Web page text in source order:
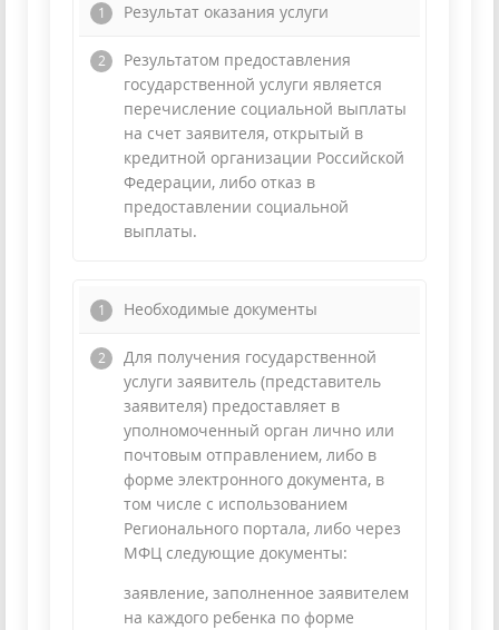
Результат оказания услуги
Результатом предоставления
государственной услуги является
перечисление социальной выплаты
на счет заявителя, открытый в
кредитной организации Российской
Федерации, либо отказ в
предоставлении социальной
выплаты.
Необходимые документы
Для получения государственной
услуги заявитель (представитель
заявителя) предоставляет в
уполномоченный орган лично или
почтовым отправлением, либо в
форме электронного документа, в
том числе с использованием
Регионального портала, либо через
МФЦ следующие документы:
заявление, заполненное заявителем
на каждого ребенка по форме